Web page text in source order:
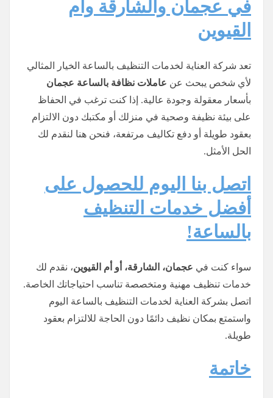
في عجمان والشارقة وأم
القيوين
تعد شركة العناية لخدمات التنظيف بالساعة الخيار المثالي
لأي شخص يبحث عن عاملات نظافة بالساعة عجمان
بأسعار معقولة وجودة عالية. إذا كنت ترغب في الحفاظ
على بيئة نظيفة وصحية في منزلك أو مكتبك دون الالتزام
بعقود طويلة أو دفع تكاليف مرتفعة، فنحن هنا لنقدم لك
الحل الأمثل.
اتصل بنا اليوم للحصول على
أفضل خدمات التنظيف
بالساعة!
سواء كنت في عجمان، الشارقة، أو أم القيوين، نقدم لك
خدمات تنظيف مهنية ومتخصصة تناسب احتياجاتك الخاصة.
اتصل بشركة العناية لخدمات التنظيف بالساعة اليوم
واستمتع بمكان نظيف دائمًا دون الحاجة للالتزام بعقود
طويلة.
خاتمة